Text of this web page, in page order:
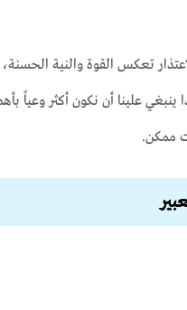
تعكس القوة والنية
علينا أن نكون أكثر وعياً
ممكن.